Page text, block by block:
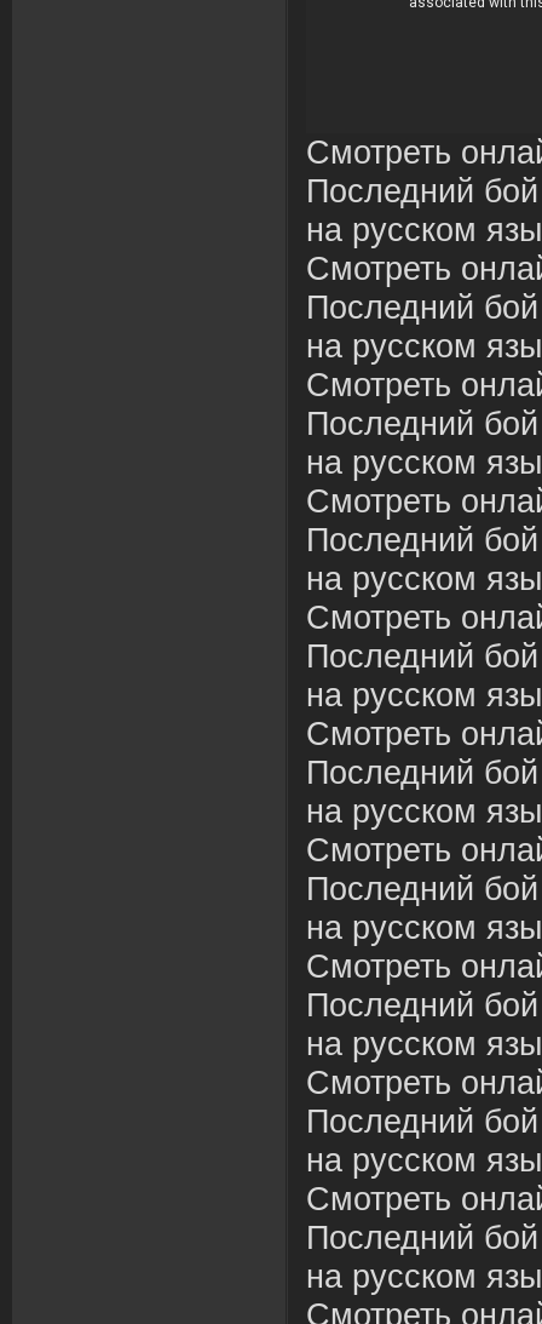
Смотреть
Последний
на русском
Смотреть
Последний
на русском
Смотреть
Последний
на русском
Смотреть
Последний
на русском
Смотреть
Последний
на русском
Смотреть
Последний
на русском
Смотреть
Последний
на русском
Смотреть
Последний
на русском
Смотреть
Последний
на русском
Смотреть
Последний
на русском
Смотреть